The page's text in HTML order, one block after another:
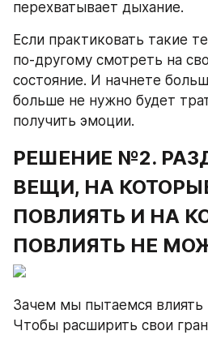
перехватывает дыхание.
Если практиковать такие
по-другому смотреть на
состояние. И начнете
больше не нужно будет
получить эмоции.
РЕШЕНИЕ №2.
ВЕЩИ, НА
ПОВЛИЯТЬ И НА
ПОВЛИЯТЬ НЕ
Зачем мы пытаемся влиять
Чтобы расширить свои